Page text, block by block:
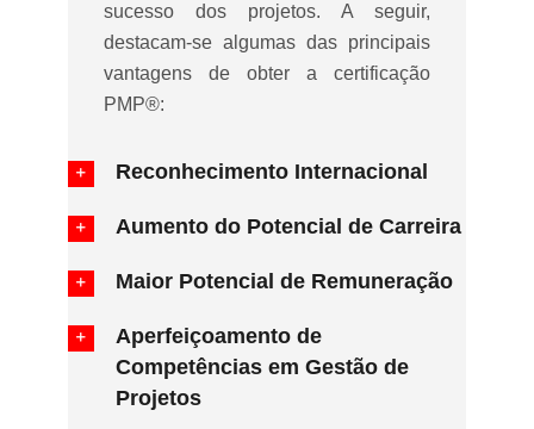
sucesso dos projetos. A seguir,
destacam-se algumas das principais
vantagens de obter a certificação
PMP®:
Reconhecimento Internacional
Aumento do Potencial de Carreira
Maior Potencial de Remuneração
Aperfeiçoamento de
Competências em Gestão de
Projetos